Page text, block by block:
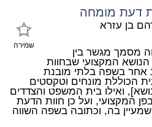
דעת מומחה
שמירה
בן עזרא
מסמך מגשר בין
המקצועי שבחוות
אחר בשפה בלתי מובנת
הכוללת מונחים וטקסטים
ואילו בית המשפט והצדדים
המקצועי, ועל כן חוות הדעת
בה, וכתובה בשפה השווה